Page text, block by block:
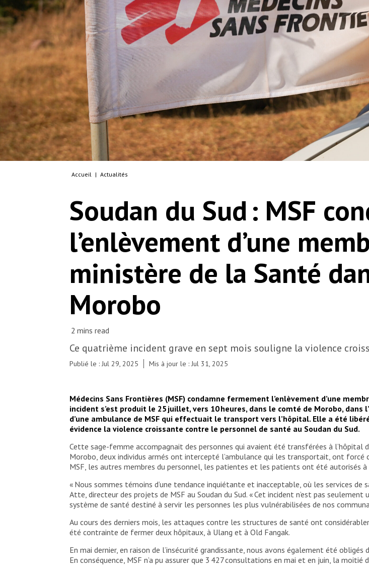
Accueil | Actualités
Soudan du Sud : MSF
l’enlèvement d’une
ministère de la Santé
Morobo
Ce quatrième incident grave en sept mois souligne la violence
Publié le : Jul 29, 2025 Mis à jour le : Jul 31, 2025
Médecins Sans Frontières (MSF) condamne fermement l’enlèvement d’une
incident s’est produit le 25 juillet, vers 10 heures, dans le comté de Morobo,
d’une ambulance de MSF qui effectuait le transport vers l’hôpital. Elle a été
évidence la violence croissante contre le personnel de santé au Soudan du Sud.
Cette sage-femme accompagnait des personnes qui avaient été transférées à l’hôpital
Morobo, deux individus armés ont intercepté l’ambulance qui les transportait, ont
MSF, les autres membres du personnel, les patientes et les patients ont été autorisés
« Nous sommes témoins d’une tendance inquiétante et inacceptable, où les services
Atte, directeur des projets de MSF au Soudan du Sud. « Cet incident n’est pas
système de santé destiné à servir les personnes les plus vulnérabilisées de nos
Au cours des derniers mois, les attaques contre les structures de santé ont
été contrainte de fermer deux hôpitaux, à Ulang et à Old Fangak.
En mai dernier, en raison de l’insécurité grandissante, nous avons également été
En conséquence, MSF n’a pu assurer que 3 427 consultations en mai et en juin, la